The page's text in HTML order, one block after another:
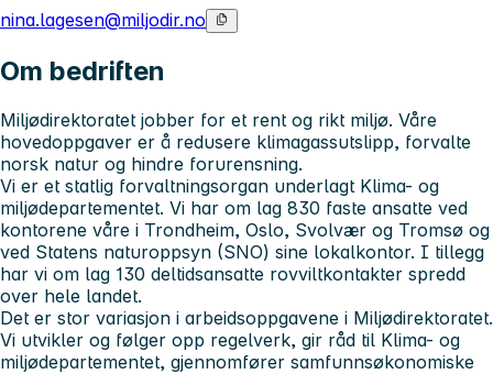
nina.lagesen@miljodir.no
Om bedriften
Miljødirektoratet jobber for et rent og rikt miljø. Våre
hovedoppgaver er å redusere klimagassutslipp, forvalte
norsk natur og hindre forurensning.
Vi er et statlig forvaltningsorgan underlagt Klima- og
miljødepartementet. Vi har om lag 830 faste ansatte ved
kontorene våre i Trondheim, Oslo, Svolvær og Tromsø og
ved Statens naturoppsyn (SNO) sine lokalkontor. I tillegg
har vi om lag 130 deltidsansatte rovviltkontakter spredd
over hele landet.
Det er stor variasjon i arbeidsoppgavene i Miljødirektoratet.
Vi utvikler og følger opp regelverk, gir råd til Klima- og
miljødepartementet, gjennomfører samfunnsøkonomiske